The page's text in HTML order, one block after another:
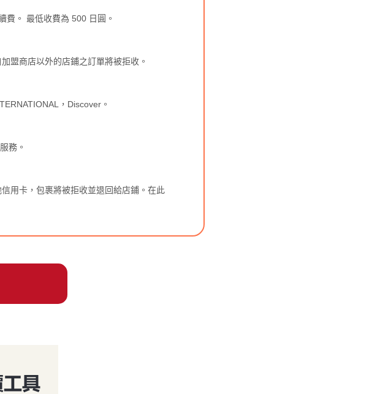
費。 最低收費為 500 日圓。
盟商店以外的店鋪之訂單將被拒收。
，Discover。
務。
用卡，包裹將被拒收並退回給店鋪。在此